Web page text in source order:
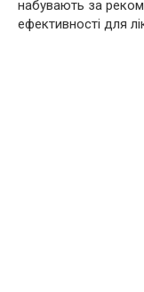
набувають за
ефективності для